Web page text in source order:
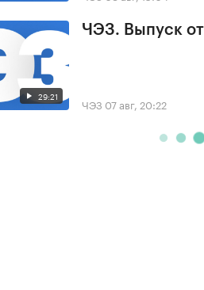
29:21
ЧЭЗ. Выпуск
ЧЭЗ 07 авг, 20:22